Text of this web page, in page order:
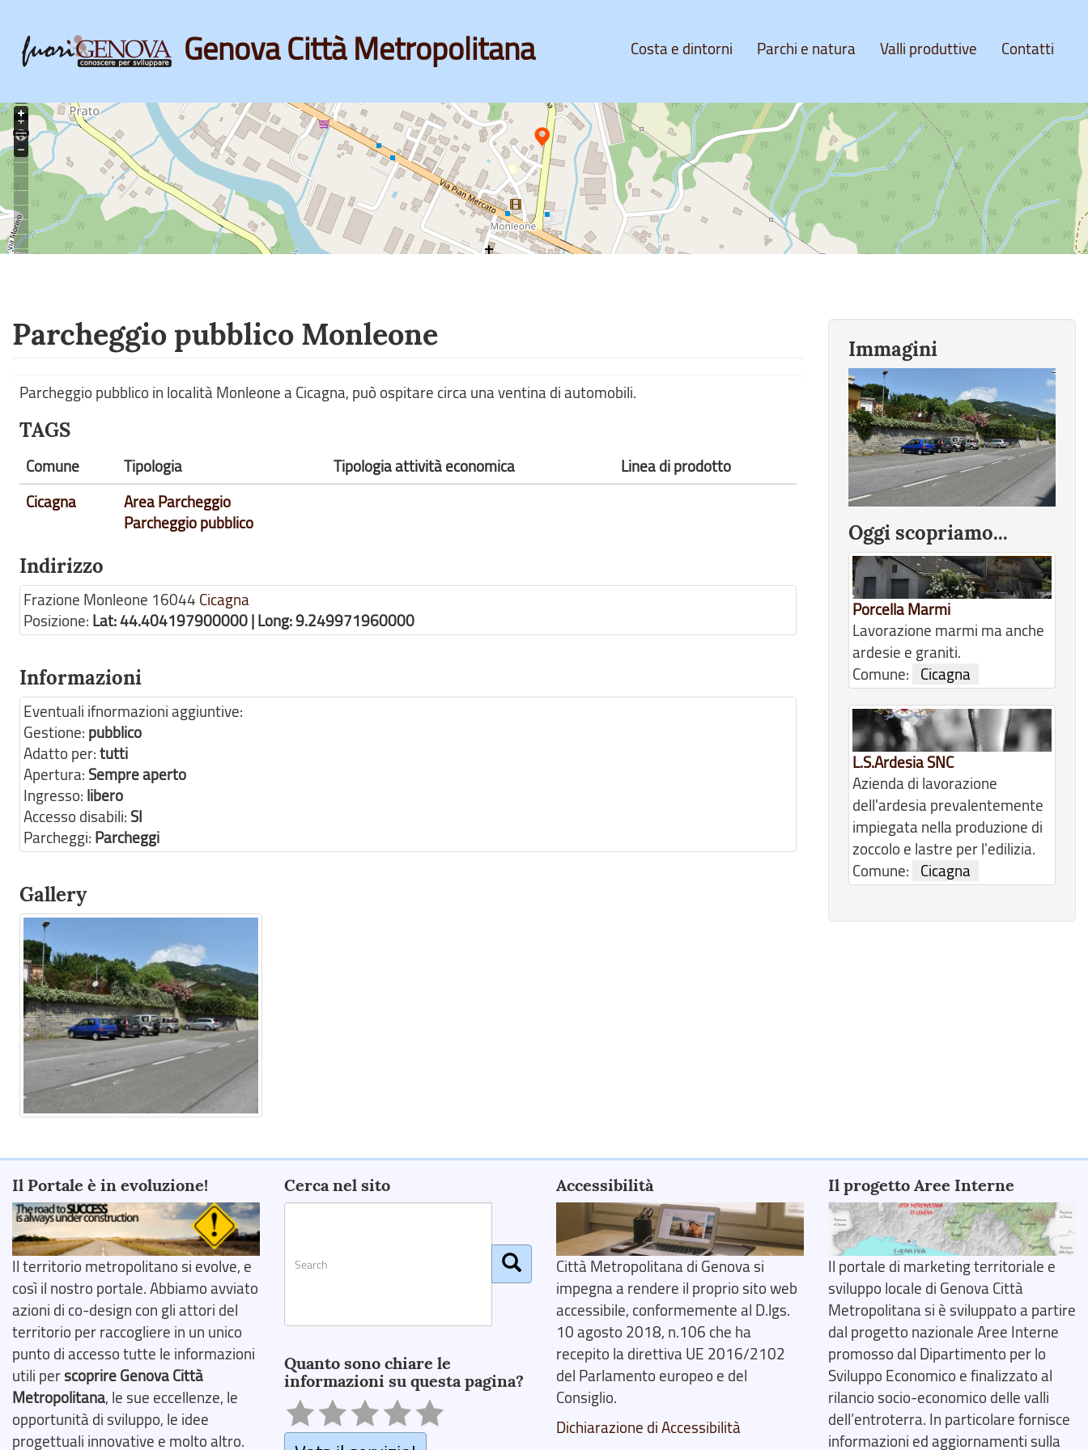
Skip
main
content
Genova Città Metropolitana Costa e dintorni Parchi e natura Valli produttive Contatti
Parcheggio pubblico Monleone
Parcheggio pubblico in località Monleone a Cicagna, può ospitare circa una ventina di automobili.
TAGS
Comune Tipologia Tipologia attività economica
Linea di prodotto
Cicagna
Area Parcheggio
Parcheggio pubblico
Indirizzo
Frazione Monleone 16044 Cicagna
Posizione: Lat: 44.404197900000 | Long: 9.249971960000
Informazioni
Eventuali ifnormazioni aggiuntive:
Gestione: pubblico
Adatto per:tutti
Apertura: Sempre aperto
Ingresso: libero
Accesso disabili: SI
Parcheggi: Parcheggi
Gallery
Immagini
Oggi scopriamo...
Porcella Marmi
Lavorazione marmi ma anche
ardesie e graniti.
Comune:
Cicagna
L.S.Ardesia SNC
Azienda di lavorazione
dell'ardesia prevalentemente
impiegata nella produzione di
zoccolo e lastre per l'edilizia.
Comune:
Cicagna
Il Portale è in evoluzione!
Il territorio metropolitano si evolve, e
così il nostro portale. Abbiamo avviato
azioni di co-design con gli attori del
territorio per raccogliere in un unico
punto di accesso tutte le informazioni
utili perscoprire Genova Città
Metropolitana, le sue eccellenze, le
opportunità di sviluppo, le idee
progettuali innovative e molto altro.
Cerca nel sito
Quanto sono chiare le
informazioni su questa pagina?
Accessibilità
Città Metropolitana di Genova si
impegna a rendere il proprio sito web
accessibile, conformemente al D.lgs.
10 agosto 2018, n.106 che ha
recepito la direttiva UE 2016/2102
del Parlamento europeo e del
Consiglio.
Dichiarazione di Accessibilità
Il progetto Aree Interne
Il portale di marketing territoriale e
sviluppo locale di Genova Città
Metropolitana si è sviluppato a partire
dal progetto nazionale Aree Interne
promosso dal Dipartimento per lo
Sviluppo Economico e finalizzato al
rilancio socio-economico delle valli
dell’entroterra. In particolare fornisce
informazioni ed aggiornamenti sulla